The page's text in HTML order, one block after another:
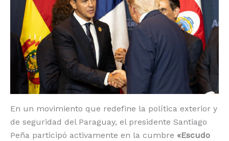
En un movimiento que redefine la política exterior y
de seguridad del Paraguay, el presidente Santiago
Peña participó activamente en la cumbre «Escudo